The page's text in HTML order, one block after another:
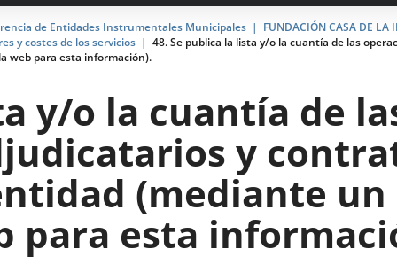
will
open
in
up
window.
de Entidades Instrumentales Municipales FUNDACIÓN CASA DE LA
y costes de los servicios
48. Se publica la lista y/o la cuantía de las
web para esta información).
y/o la cuantía de
y
(mediante
para esta